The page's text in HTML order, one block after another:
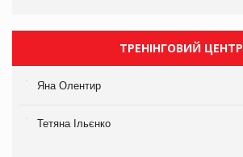
ТРЕНІНГОВИЙ ЦЕНТР
Яна Олентир
Тетяна Ільєнко